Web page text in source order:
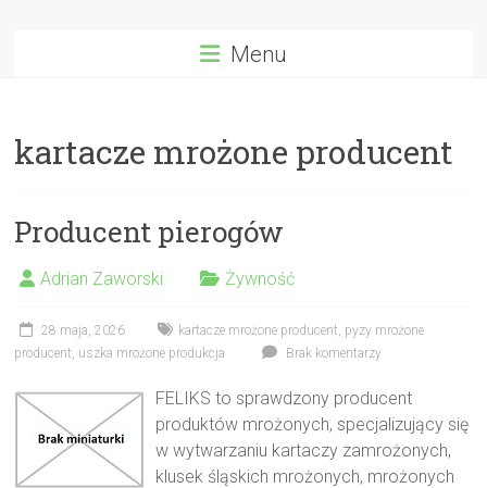
Menu
kartacze mrożone producent
Producent pierogów
Adrian Zaworski Żywność
28 maja, 2026 kartacze mrożone producent, pyzy mrożone
producent, uszka mrożone produkcja Brak komentarzy
FELIKS to sprawdzony producent
produktów mrożonych, specjalizujący się
w wytwarzaniu kartaczy zamrożonych,
klusek śląskich mrożonych, mrożonych